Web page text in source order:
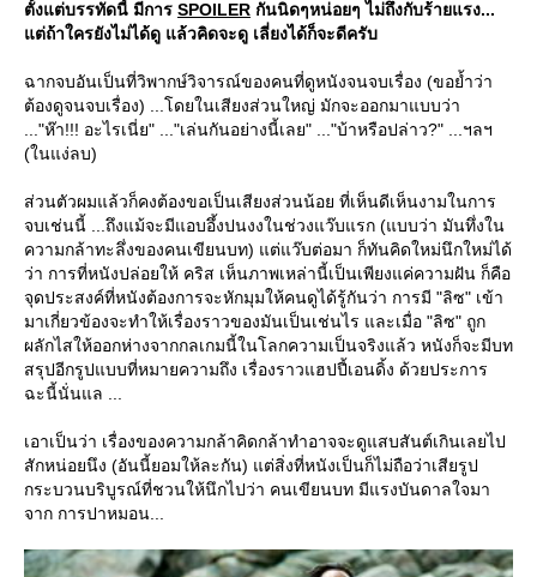
ตั้งแต่บรรทัดนี้ มีการ SPOILER กันนิดๆหน่อยๆ ไม่ถึงกับร้ายแรง...
ต่ถ้าใครยังไม่ได้ดู แล้วคิดจะดู เลี่ยงได้ก็จะดีครับ
ฉากจบอันเป็นที่วิพากษ์วิจารณ์ของคนที่ดูหนังจนจบเรื่อง (ขอย้ำว่า
ต้องดูจนจบเรื่อง) ...โดยในเสียงส่วนใหญ่ มักจะออกมาแบบว่า
..."ห๊า!!! อะไรเนี่ย" ..."เล่นกันอย่างนี้เลย" ..."บ้าหรือปล่าว?" ...ฯลฯ
(ในแง่ลบ)
ส่วนตัวผมแล้วก็คงต้องขอเป็นเสียงส่วนน้อย ที่เห็นดีเห็นงามในการ
จบเช่นนี้ ...ถึงแม้จะมีแอบอึ้งปนงงในช่วงแว๊บแรก (แบบว่า มันทึ่งใน
ความกล้าทะลึ่งของคนเขียนบท) แต่แว๊บต่อมา ก็ทันคิดใหม่นึกใหม่ได้
ว่า การที่หนังปล่อยให้ คริส เห็นภาพเหล่านี้เป็นเพียงแค่ความฝัน ก็คือ
จุดประสงค์ที่หนังต้องการจะหักมุมให้คนดูได้รู้กันว่า การมี "ลิซ" เข้า
มาเกี่ยวข้องจะทำให้เรื่องราวของมันเป็นเช่นไร และเมื่อ "ลิซ" ถูก
ผลักไสให้ออกห่างจากกลเกมนี้ในโลกความเป็นจริงแล้ว หนังก็จะมีบท
สรุปอีกรูปแบบที่หมายความถึง เรื่องราวแฮปปี้เอนดิ้ง ด้วยประการ
ฉะนี้นั่นแล ...
เอาเป็นว่า เรื่องของความกล้าคิดกล้าทำอาจจะดูแสบสันต์เกินเลยไป
สักหน่อยนึง (อันนี้ยอมให้ละกัน) แต่สิ่งที่หนังเป็นก็ไม่ถือว่าเสียรูป
กระบวนบริบูรณ์ที่ชวนให้นึกไปว่า คนเขียนบท มีแรงบันดาลใจมา
จาก การปาหมอน...